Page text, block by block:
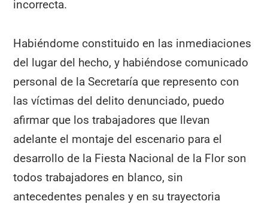
incorrecta.
Habiéndome constituido en las inmediaciones
del lugar del hecho, y habiéndose comunicado
personal de la Secretaría que represento con
las víctimas del delito denunciado, puedo
afirmar que los trabajadores que llevan
adelante el montaje del escenario para el
desarrollo de la Fiesta Nacional de la Flor son
todos trabajadores en blanco, sin
antecedentes penales y en su trayectoria